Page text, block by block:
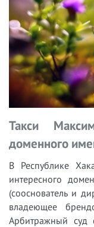
Такси
доменного
В Республике
интересного
(сооснователь и
владеющее
Арбитражный суд